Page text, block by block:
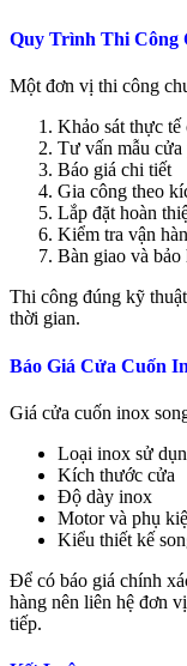
Quy Trình Thi Công
Một đơn vị thi công
Khảo sát thực tế
Tư vấn mẫu cửa
Báo giá chi tiết
Gia công theo
Lắp đặt hoàn
Kiểm tra vận
Bàn giao và bảo
Thi công đúng kỹ
thời gian.
Báo Giá Cửa Cuốn
Giá cửa cuốn inox
Loại inox sử
Kích thước cửa
Độ dày inox
Motor và phụ
Kiểu thiết kế
Để có báo giá chính
hàng nên liên hệ đơn
tiếp.